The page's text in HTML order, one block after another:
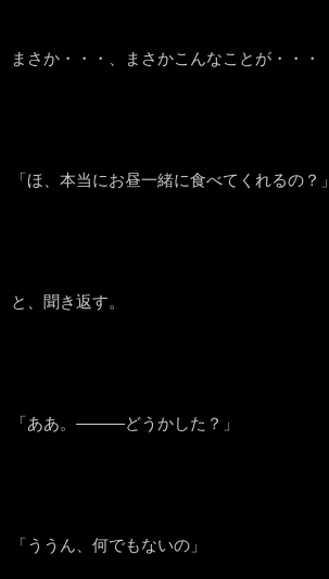
まさか・・・、まさかこんなことが・・・
「ほ、本当にお昼一緒に食べてくれるの？」
と、聞き返す。
「ああ。―――どうかした？」
「ううん、何でもないの」